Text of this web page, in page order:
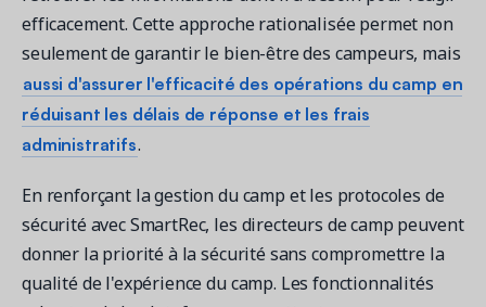
efficacement. Cette approche rationalisée permet non
seulement de garantir le bien-être des campeurs, mais
aussi d'assurer l'efficacité des opérations du camp en
réduisant les délais de réponse et les frais
administratifs.
En renforçant la gestion du camp et les protocoles de
sécurité avec SmartRec, les directeurs de camp peuvent
donner la priorité à la sécurité sans compromettre la
qualité de l'expérience du camp. Les fonctionnalités